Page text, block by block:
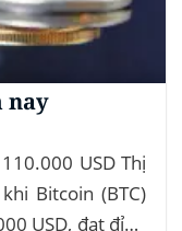
nay
USD Thị
Bitcoin (BTC)
USD, đạt đỉnh